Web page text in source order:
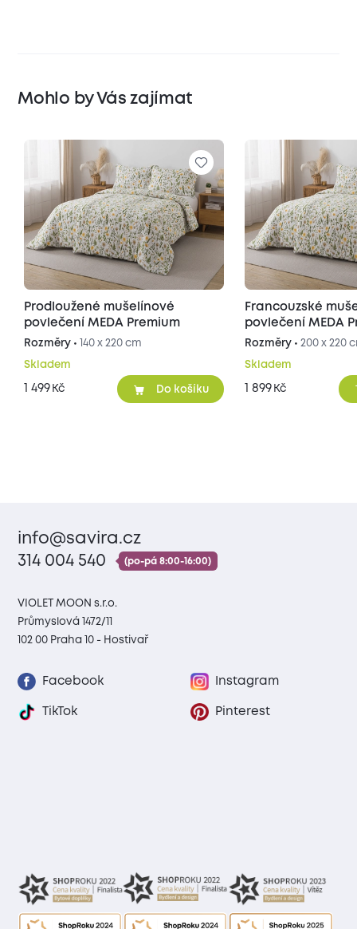
Mohlo by Vás zajímat
Prodloužené mušelínové
povlečení MEDA Premium
Rozměry • 140 x 220 cm
Skladem
1 499 Kč Do košíku
Francouzské
Rozměry •200 x 220
Skladem
1 899 Kč
info@savira.cz
314 004 540
(po-pá 8:00-16:00)
VIOLET MOON s.r.o.
Průmyslová 1472/11
102 00 Praha 10 - Hostivař
Facebook Instagram
TikTok Pinterest